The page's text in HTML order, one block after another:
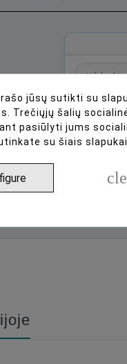
Kokios
jūsų sutikti su
Trečiųjų šalių
pasiūlyti jums
su šiais